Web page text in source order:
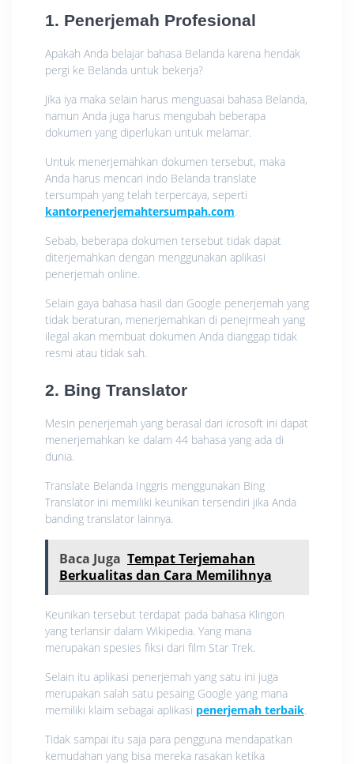
1. Penerjemah Profesional
Apakah Anda belajar bahasa Belanda karena hendak
pergi ke Belanda untuk bekerja?
Jika iya maka selain harus menguasai bahasa Belanda,
namun Anda juga harus mengubah beberapa
dokumen yang diperlukan untuk melamar.
Untuk menerjemahkan dokumen tersebut, maka
Anda harus mencari indo Belanda translate
tersumpah yang telah terpercaya, seperti
kantorpenerjemahtersumpah.com.
Sebab, beberapa dokumen tersebut tidak dapat
diterjemahkan dengan menggunakan aplikasi
penerjemah online.
Selain gaya bahasa hasil dari Google penerjemah yang
tidak beraturan, menerjemahkan di penejrmeah yang
ilegal akan membuat dokumen Anda dianggap tidak
resmi atau tidak sah.
2. Bing Translator
Mesin penerjemah yang berasal dari icrosoft ini dapat
menerjemahkan ke dalam 44 bahasa yang ada di
dunia.
Translate Belanda Inggris menggunakan Bing
Translator ini memiliki keunikan tersendiri jika Anda
banding translator lainnya.
Baca Juga Tempat Terjemahan
Berkualitas dan Cara Memilihnya
Keunikan tersebut terdapat pada bahasa Klingon
yang terlansir dalam Wikipedia. Yang mana
merupakan spesies fiksi dari film Star Trek.
Selain itu aplikasi penerjemah yang satu ini juga
merupakan salah satu pesaing Google yang mana
memiliki klaim sebagai aplikasi penerjemah terbaik.
Tidak sampai itu saja para pengguna mendapatkan
kemudahan yang bisa mereka rasakan ketika